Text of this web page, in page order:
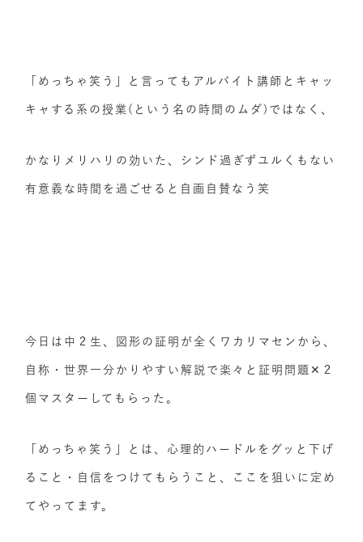
「めっちゃ笑う」と言ってもアルバイト講師とキャッ
キャする系の授業(という名の時間のムダ)ではなく、
かなりメリハリの効いた、シンド過ぎずユルくもない
有意義な時間を過ごせると自画自賛なう笑
今日は中２生、図形の証明が全くワカリマセンから、
自称・世界一分かりやすい解説で楽々と証明問題✕２
個マスターしてもらった。
「めっちゃ笑う」とは、心理的ハードルをグッと下げ
ること・自信をつけてもらうこと、ここを狙いに定め
てやってます。